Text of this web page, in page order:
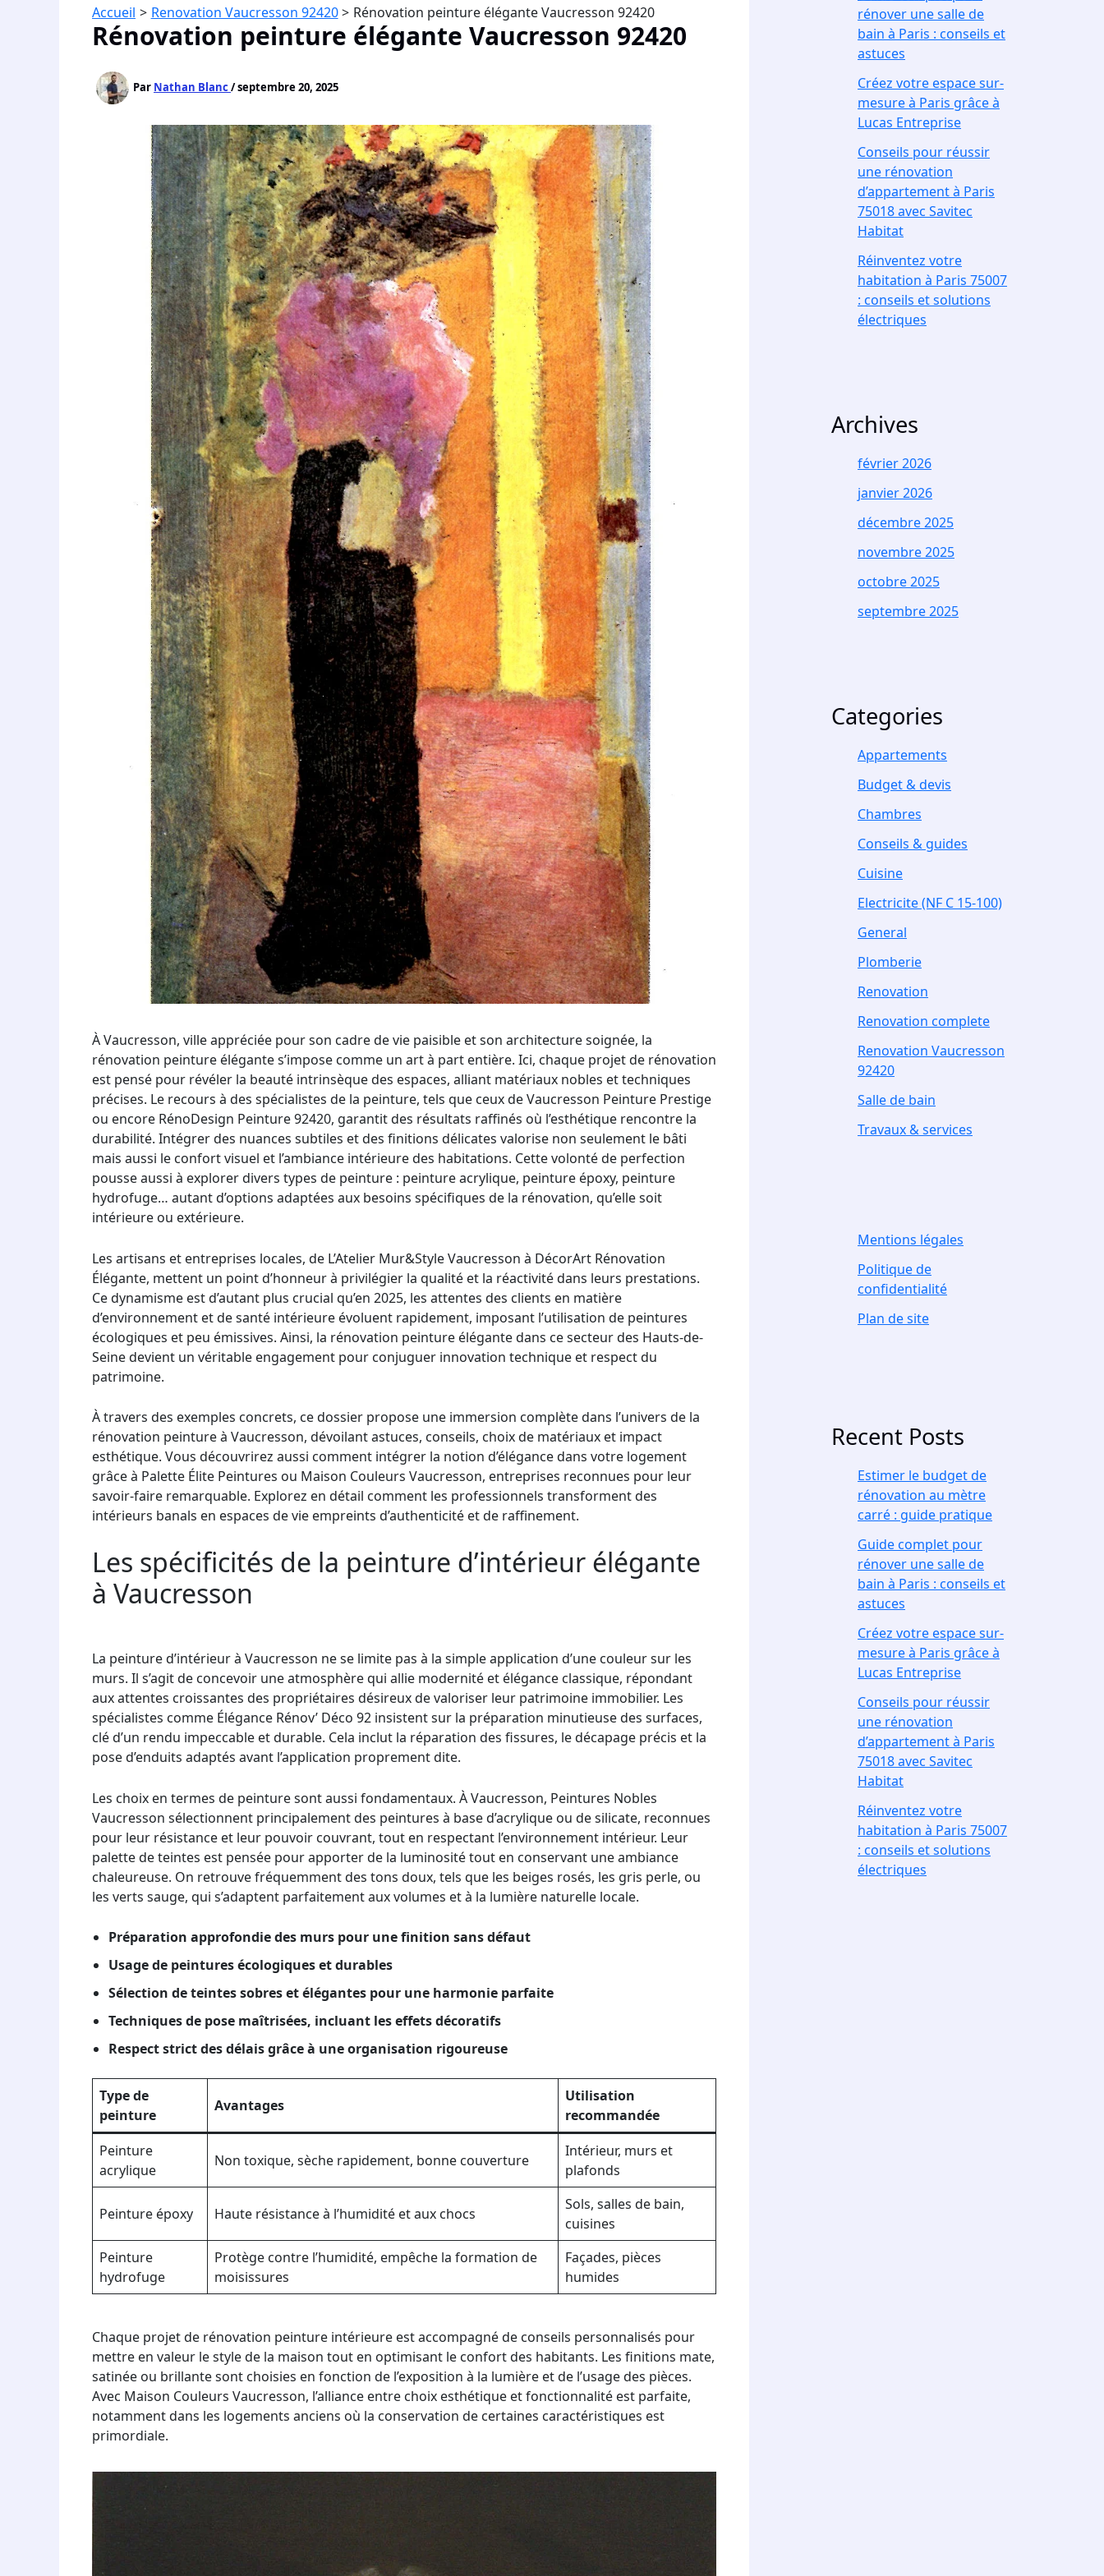
Accueil Renovation Vaucresson 92420 Rénovation peinture élégante Vaucresson 92420
Rénovation peinture élégante Vaucresson 92420
Par Nathan Blanc/septembre 20, 2025
À Vaucresson, ville appréciée pour son cadre de vie paisible et son architecture soignée, la
rénovation peinture élégante s’impose comme un art à part entière. Ici, chaque projet de rénovation
est pensé pour révéler la beauté intrinsèque des espaces, alliant matériaux nobles et techniques
précises. Le recours à des spécialistes de la peinture, tels que ceux de Vaucresson Peinture Prestige
ou encore RénoDesign Peinture 92420, garantit des résultats raffinés où l’esthétique rencontre la
durabilité. Intégrer des nuances subtiles et des finitions délicates valorise non seulement le bâti
mais aussi le confort visuel et l’ambiance intérieure des habitations. Cette volonté de perfection
pousse aussi à explorer divers types de peinture : peinture acrylique, peinture époxy, peinture
hydrofuge… autant d’options adaptées aux besoins spécifiques de la rénovation, qu’elle soit
intérieure ou extérieure.
Les artisans et entreprises locales, de L’Atelier Mur&Style Vaucresson à DécorArt Rénovation
Élégante, mettent un point d’honneur à privilégier la qualité et la réactivité dans leurs prestations.
Ce dynamisme est d’autant plus crucial qu’en 2025, les attentes des clients en matière
d’environnement et de santé intérieure évoluent rapidement, imposant l’utilisation de peintures
écologiques et peu émissives. Ainsi, la rénovation peinture élégante dans ce secteur des Hauts-de-
Seine devient un véritable engagement pour conjuguer innovation technique et respect du
patrimoine.
À travers des exemples concrets, ce dossier propose une immersion complète dans l’univers de la
rénovation peinture à Vaucresson, dévoilant astuces, conseils, choix de matériaux et impact
esthétique. Vous découvrirez aussi comment intégrer la notion d’élégance dans votre logement
grâce à Palette Élite Peintures ou Maison Couleurs Vaucresson, entreprises reconnues pour leur
savoir-faire remarquable. Explorez en détail comment les professionnels transforment des
intérieurs banals en espaces de vie empreints d’authenticité et de raffinement.
Les spécificités de la peinture d’intérieur élégante
à Vaucresson
La peinture d’intérieur à Vaucresson ne se limite pas à la simple application d’une couleur sur les
murs. Il s’agit de concevoir une atmosphère qui allie modernité et élégance classique, répondant
aux attentes croissantes des propriétaires désireux de valoriser leur patrimoine immobilier. Les
spécialistes comme Élégance Rénov’ Déco 92 insistent sur la préparation minutieuse des surfaces,
clé d’un rendu impeccable et durable. Cela inclut la réparation des fissures, le décapage précis et la
pose d’enduits adaptés avant l’application proprement dite.
Les choix en termes de peinture sont aussi fondamentaux. À Vaucresson, Peintures Nobles
Vaucresson sélectionnent principalement des peintures à base d’acrylique ou de silicate, reconnues
pour leur résistance et leur pouvoir couvrant, tout en respectant l’environnement intérieur. Leur
palette de teintes est pensée pour apporter de la luminosité tout en conservant une ambiance
chaleureuse. On retrouve fréquemment des tons doux, tels que les beiges rosés, les gris perle, ou
les verts sauge, qui s’adaptent parfaitement aux volumes et à la lumière naturelle locale.
Préparation approfondie des murs pour une finition sans défaut
Usage de peintures écologiques et durables
Sélection de teintes sobres et élégantes pour une harmonie parfaite
Techniques de pose maîtrisées, incluant les effets décoratifs
Respect strict des délais grâce à une organisation rigoureuse
Type de
peinture
Avantages
Utilisation
recommandée
Peinture
acrylique
Non toxique, sèche rapidement, bonne couverture
Intérieur, murs et
plafonds
Peinture époxy Haute résistance à l’humidité et aux chocs
Sols, salles de bain,
cuisines
Peinture
hydrofuge
Protège contre l’humidité, empêche la formation de
moisissures
Façades, pièces
humides
Chaque projet de rénovation peinture intérieure est accompagné de conseils personnalisés pour
mettre en valeur le style de la maison tout en optimisant le confort des habitants. Les finitions mate,
satinée ou brillante sont choisies en fonction de l’exposition à la lumière et de l’usage des pièces.
Avec Maison Couleurs Vaucresson, l’alliance entre choix esthétique et fonctionnalité est parfaite,
notamment dans les logements anciens où la conservation de certaines caractéristiques est
primordiale.
rénover une salle de
bain à Paris : conseils et
astuces
Créez votre espace sur-
mesure à Paris grâce à
Lucas Entreprise
Conseils pour réussir
une rénovation
d’appartement à Paris
75018 avec Savitec
Habitat
Réinventez votre
habitation à Paris 75007
: conseils et solutions
électriques
Archives
février 2026
janvier 2026
décembre 2025
novembre 2025
octobre 2025
septembre 2025
Categories
Appartements
Budget & devis
Chambres
Conseils & guides
Cuisine
Electricite (NF C 15-100)
General
Plomberie
Renovation
Renovation complete
Renovation Vaucresson
92420
Salle de bain
Travaux & services
Mentions légales
Politique de
confidentialité
Plan de site
Recent Posts
Estimer le budget de
rénovation au mètre
carré : guide pratique
Guide complet pour
rénover une salle de
bain à Paris : conseils et
astuces
Créez votre espace sur-
mesure à Paris grâce à
Lucas Entreprise
Conseils pour réussir
une rénovation
d’appartement à Paris
75018 avec Savitec
Habitat
Réinventez votre
habitation à Paris 75007
: conseils et solutions
électriques